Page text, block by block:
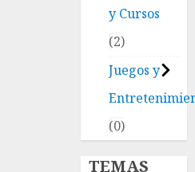
y Cursos
2
Juegos y
0
TEMAS